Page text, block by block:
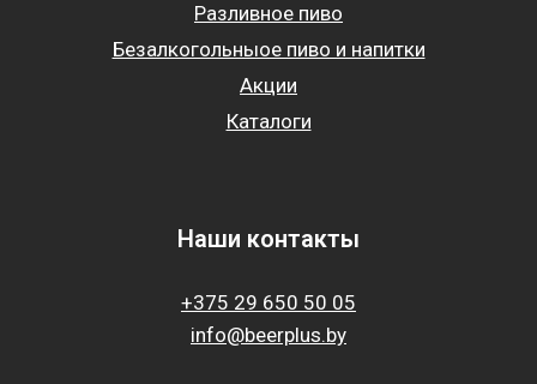
Разливное пиво
Безалкогольныое пиво и напитки
Акции
Каталоги
Наши контакты
+375 29 650 50 05
info@beerplus.by